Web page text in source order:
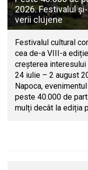
2026. Festivalul
verii clujene
Festivalul cultural
cea de-a VIII-a
creșterea
24 iulie – 2 august
Napoca,
peste 40.000 de
mulți decât la ediția